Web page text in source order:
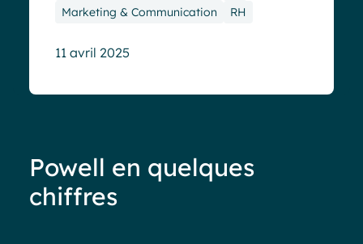
Marketing & Communication
RH
11 avril 2025
Powell en quelques
chiffres